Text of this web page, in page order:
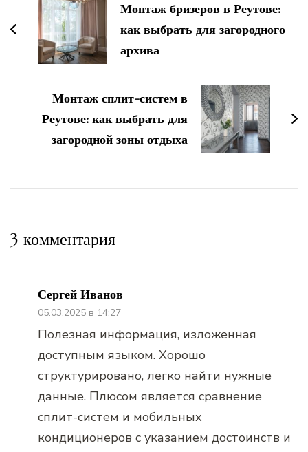
записям
Монтаж бризеров в Реутове:
как выбрать для загородного
архива
Монтаж сплит-систем в
Реутове: как выбрать для
загородной зоны отдыха
3 комментария
Сергей Иванов
05.03.2025 в 14:27
Полезная информация, изложенная
доступным языком. Хорошо
структурировано, легко найти нужные
данные. Плюсом является сравнение
сплит-систем и мобильных
кондиционеров с указанием достоинств и